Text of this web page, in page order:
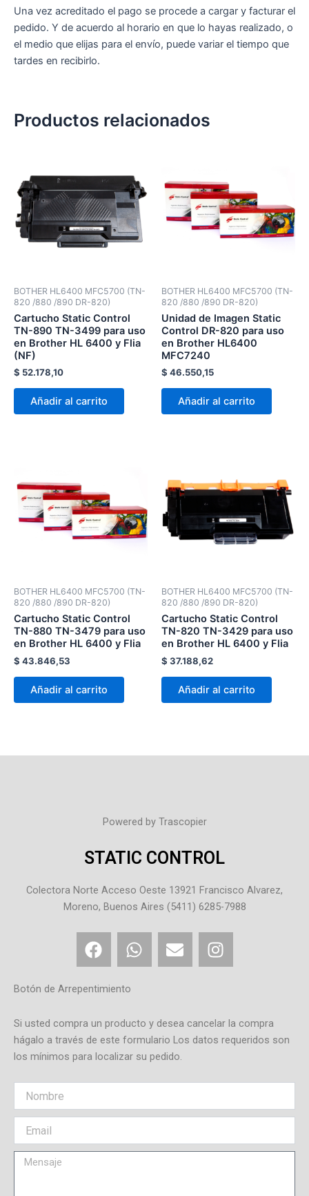
Una vez acreditado el pago se procede a cargar y facturar el
pedido. Y de acuerdo al horario en que lo hayas realizado, o
el medio que elijas para el envío, puede variar el tiempo que
tardes en recibirlo.
Productos relacionados
BOTHER HL6400 MFC5700 (TN-
820 /880 /890 DR-820)
Cartucho Static Control
TN-890 TN-3499 para uso
en Brother HL 6400 y Flia
(NF)
$ 52.178,10
Añadir al carrito
BOTHER HL6400 MFC5700 (TN-
820 /880 /890 DR-820)
Unidad de Imagen Static
Control DR-820 para uso
en Brother HL6400
MFC7240
$ 46.550,15
Añadir al carrito
BOTHER HL6400 MFC5700 (TN-
820 /880 /890 DR-820)
Cartucho Static Control
TN-880 TN-3479 para uso
en Brother HL 6400 y Flia
$ 43.846,53
Añadir al carrito
BOTHER HL6400 MFC5700 (TN-
820 /880 /890 DR-820)
Cartucho Static Control
TN-820 TN-3429 para uso
en Brother HL 6400 y Flia
$ 37.188,62
Añadir al carrito
Powered by Trascopier
STATIC CONTROL
Colectora Norte Acceso Oeste 13921 Francisco Alvarez,
Moreno, Buenos Aires (5411) 6285-7988
F
a
e
o
o
k
W
h
a
p
p
E
n
o
p
e
I
n
g
r
m
Botón de Arrepentimiento
Si usted compra un producto y desea cancelar la compra
hágalo a través de este formulario Los datos requeridos son
los mínimos para localizar su pedido.